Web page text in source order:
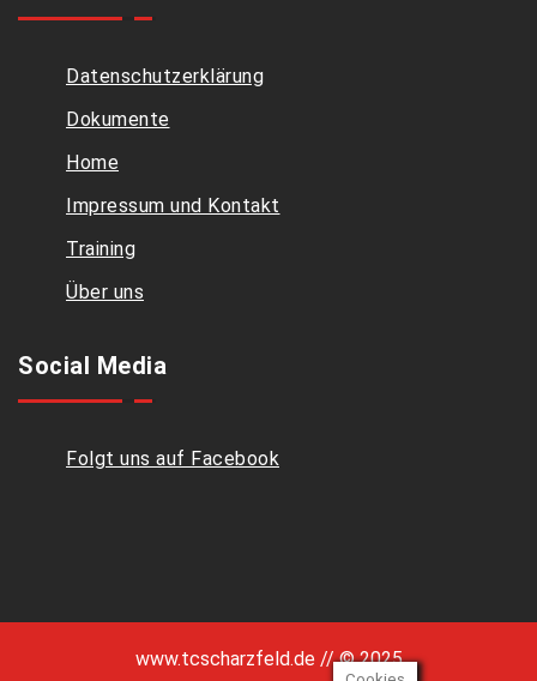
Datenschutzerklärung
Dokumente
Home
Impressum und Kontakt
Training
Über uns
Social Media
Folgt uns auf Facebook
www.tcscharzfeld.de // © 2025